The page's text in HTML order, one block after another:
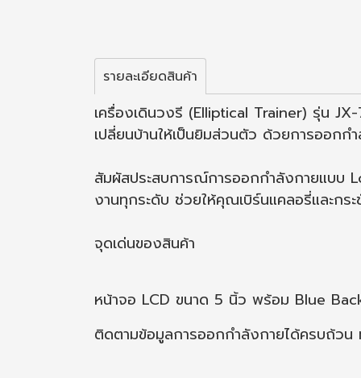
รายละเอียดสินค้า
เครื่องเดินวงรี (Elliptical Trainer) รุ่น
เปลี่ยนบ้านให้เป็นยิมส่วนตัว ด้วยการออกก
สัมผัสประสบการณ์การออกกำลังกายแบบ
งานทุกระดับ ช่วยให้คุณเบิร์นแคลอรี่และกร
จุดเด่นของสินค้า
หน้าจอ LCD ขนาด 5 นิ้ว พร้อม Blue
ติดตามข้อมูลการออกกำลังกายได้ครบถ้วน